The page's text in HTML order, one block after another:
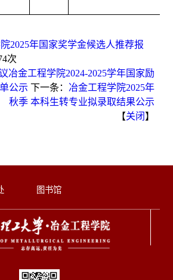
2025年国家奖学金候选人推荐报
次
冶金工程学院2024-2025学年国家励
公示 下一条： 冶金工程学院2025年
秋季 本科生转专业拟录取结果公示
【关闭 】
图书馆